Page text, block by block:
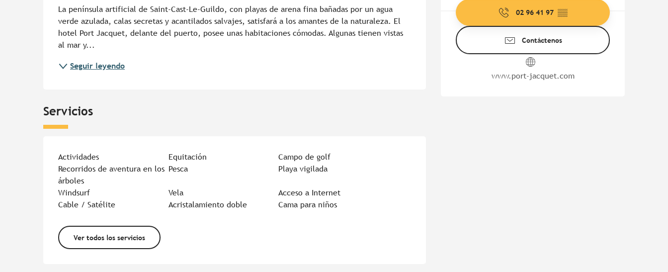
02 96 41 97 ▒▒
Contáctenos
www.port-jacquet.com
La península artificial de Saint-Cast-Le-Guildo, con playas de arena fina bañadas por un agua
verde azulada, calas secretas y acantilados salvajes, satisfará a los amantes de la naturaleza. El
hotel Port Jacquet, delante del puerto, posee unas habitaciones cómodas. Algunas tienen vistas
al mar y...
Seguir leyendo
Servicios
Actividades Equitación
Campo de golf
Recorridos de aventura en los
árboles
Pesca Playa vigilada
Windsurf Vela
Acceso a Internet
Cable / Satélite
Acristalamiento doble Cama para niños
Ver todos los servicios